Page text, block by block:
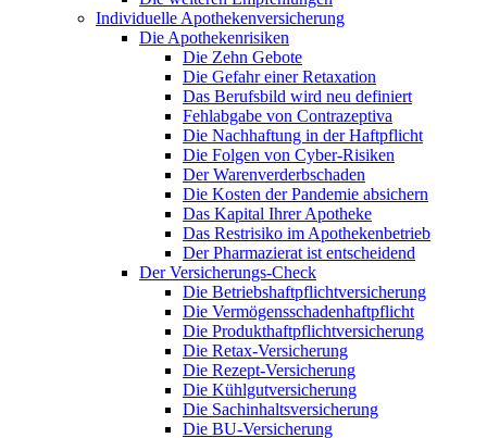
Individuelle Apothekenversicherung
Die Apothekenrisiken
Die Zehn Gebote
Die Gefahr einer Retaxation
Das Berufsbild wird neu definiert
Fehlabgabe von Contrazeptiva
Die Nachhaftung in der Haftpflicht
Die Folgen von Cyber-Risiken
Der Warenverderbschaden
Die Kosten der Pandemie absichern
Das Kapital Ihrer Apotheke
Das Restrisiko im Apothekenbetrieb
Der Pharmazierat ist entscheidend
Der Versicherungs-Check
Die Betriebshaftpflichtversicherung
Die Vermögensschadenhaftpflicht
Die Produkthaftpflichtversicherung
Die Retax-Versicherung
Die Rezept-Versicherung
Die Kühlgutversicherung
Die Sachinhaltsversicherung
Die BU-Versicherung